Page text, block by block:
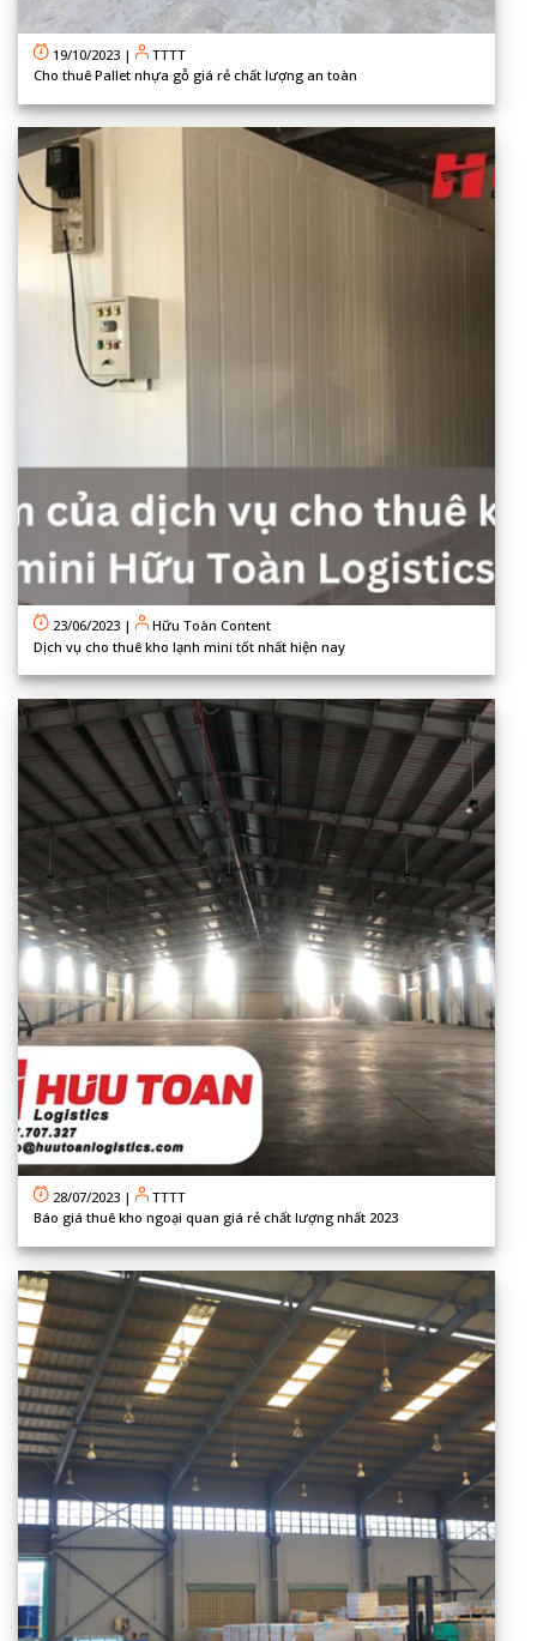
19/10/2023 |
TTTT
Cho thuê Pallet nhựa gỗ giá rẻ chất lượng an toàn
23/06/2023 |
Hữu Toàn Content
Dịch vụ cho thuê kho lạnh mini tốt nhất hiện nay
28/07/2023 |
TTTT
Báo giá thuê kho ngoại quan giá rẻ chất lượng nhất 2023